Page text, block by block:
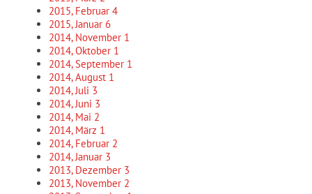
2015, Februar 4
2015, Januar 6
2014, November 1
2014, Oktober 1
2014, September 1
2014, August 1
2014, Juli 3
2014, Juni 3
2014, Mai 2
2014, März 1
2014, Februar 2
2014, Januar 3
2013, Dezember 3
2013, November 2